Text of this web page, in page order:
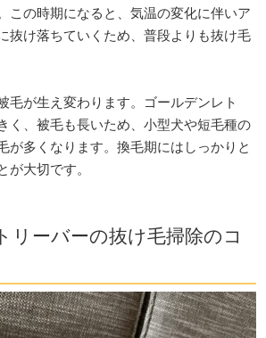
この時期になると、気温の変化に伴いア
抜け落ちていくため、普段よりも抜け毛
毛が生え変わります。ゴールデンレト
く、被毛も長いため、小型犬や短毛種の
が多くなります。換毛期にはしっかりと
が大切です。
リーバーの抜け毛掃除のコ